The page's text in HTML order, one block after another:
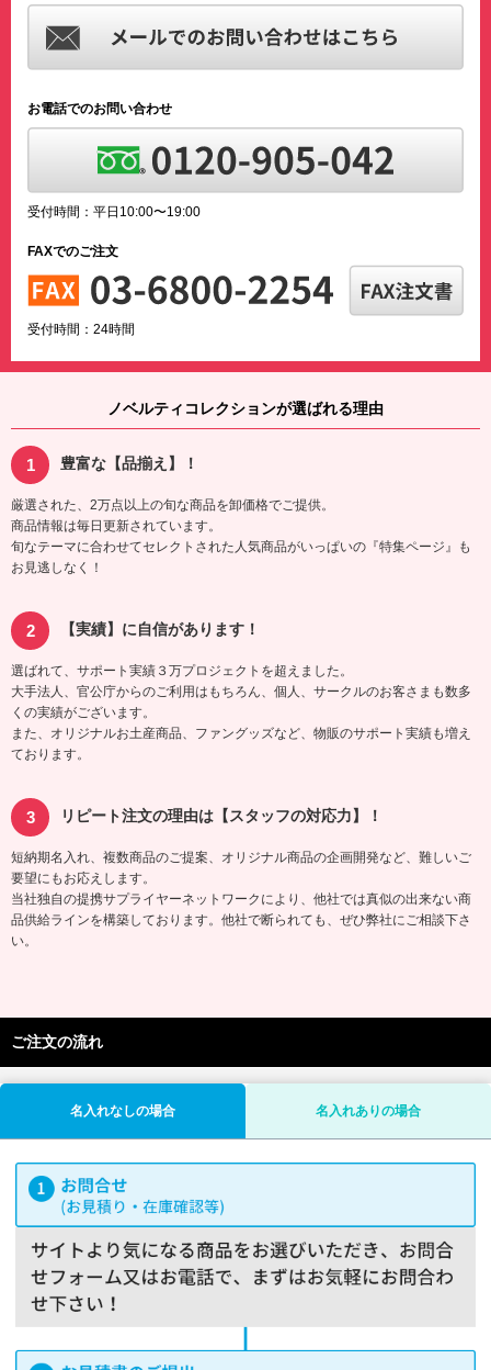
お電話でのお問い合わせ
受付時間：平日10:00〜19:00
FAXでのご注文
受付時間：24時間
ノベルティコレクションが選ばれる理由
豊富な【品揃え】！
厳選された、2万点以上の旬な商品を卸価格でご提供。
商品情報は毎日更新されています。
旬なテーマに合わせてセレクトされた人気商品がいっぱいの『特集ページ』も
お見逃しなく！
【実績】に自信があります！
選ばれて、サポート実績３万プロジェクトを超えました。
大手法人、官公庁からのご利用はもちろん、個人、サークルのお客さまも数多
くの実績がございます。
また、オリジナルお土産商品、ファングッズなど、物販のサポート実績も増え
ております。
リピート注文の理由は【スタッフの対応力】！
短納期名入れ、複数商品のご提案、オリジナル商品の企画開発など、難しいご
要望にもお応えします。
当社独自の提携サプライヤーネットワークにより、他社では真似の出来ない商
品供給ラインを構築しております。他社で断られても、ぜひ弊社にご相談下さ
い。
ご注文の流れ
名入れなしの場合 名入れありの場合